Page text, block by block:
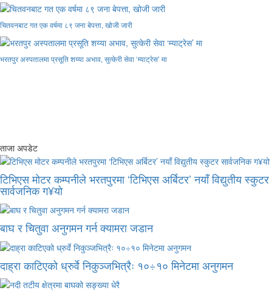
चितवनबाट गत एक वर्षमा ८९ जना बेपत्ता, खोजी जारी
भरतपुर अस्पतालमा प्रसूति शय्या अभाव, सुत्केरी सेवा ‘म्याट्रेस’ मा
ताजा अपडेट
टिभिएस मोटर कम्पनीले भरतपुरमा ‘टिभिएस अर्बिटर’ नयाँ विद्युतीय स्कुटर
सार्वजनिक ग¥यो
बाघ र चितुवा अनुगमन गर्न क्यामरा जडान
दाह्रा काटिएको ध्रुर्वे निकुञ्जभित्रैः १०÷१० मिनेटमा अनुगमन